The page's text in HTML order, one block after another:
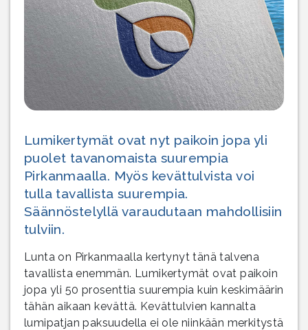
Lumikertymät ovat nyt paikoin jopa yli
puolet tavanomaista suurempia
Pirkanmaalla. Myös kevättulvista voi
tulla tavallista suurempia.
Säännöstelyllä varaudutaan mahdollisiin
tulviin.
Lunta on Pirkanmaalla kertynyt tänä talvena
tavallista enemmän. Lumikertymät ovat paikoin
jopa yli 50 prosenttia suurempia kuin keskimäärin
tähän aikaan kevättä. Kevättulvien kannalta
lumipatjan paksuudella ei ole niinkään merkitystä